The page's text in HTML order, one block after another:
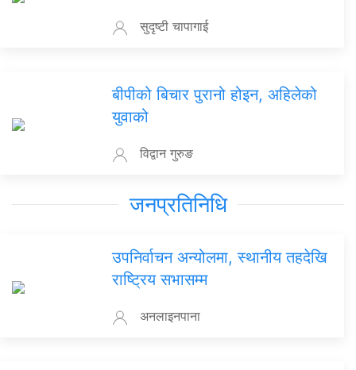
सुदृष्टी चापागाई
बीपीको बिचार पुरानो होइन, अहिलेको
युवाको
विद्वान गुरुङ
जनप्रतिनिधि
उपनिर्वाचन अन्योलमा, स्थानीय तहदेखि
राष्ट्रिय सभासम्म
अनलाइनपाना